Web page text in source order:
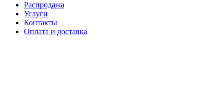
Распродажа
Услуги
Контакты
Оплата и доставка